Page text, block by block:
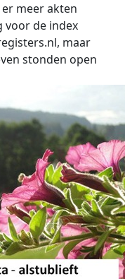
meer akten
voor de index
maar
stonden open